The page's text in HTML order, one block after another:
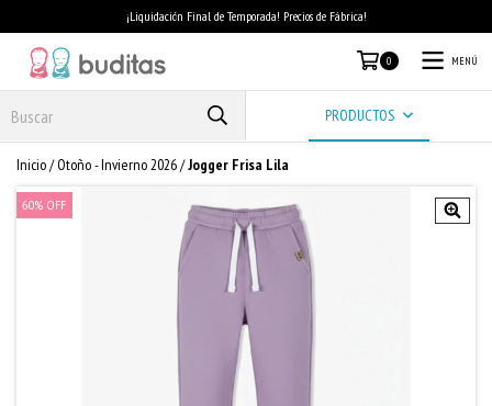
¡Liquidación Final de Temporada! Precios de Fábrica!
0 MENÚ
PRODUCTOS
Inicio/ Otoño - Invierno 2026/Jogger Frisa Lila
60% OFF